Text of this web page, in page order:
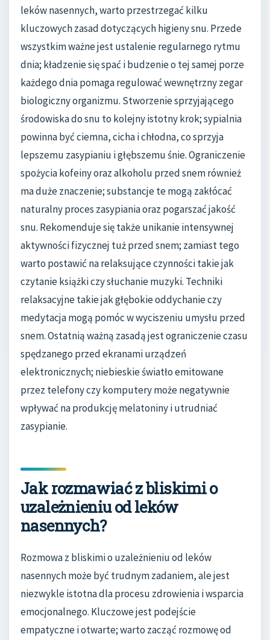
leków nasennych, warto przestrzegać kilku
kluczowych zasad dotyczących higieny snu. Przede
wszystkim ważne jest ustalenie regularnego rytmu
dnia; kładzenie się spać i budzenie o tej samej porze
każdego dnia pomaga regulować wewnętrzny zegar
biologiczny organizmu. Stworzenie sprzyjającego
środowiska do snu to kolejny istotny krok; sypialnia
powinna być ciemna, cicha i chłodna, co sprzyja
lepszemu zasypianiu i głębszemu śnie. Ograniczenie
spożycia kofeiny oraz alkoholu przed snem również
ma duże znaczenie; substancje te mogą zakłócać
naturalny proces zasypiania oraz pogarszać jakość
snu. Rekomenduje się także unikanie intensywnej
aktywności fizycznej tuż przed snem; zamiast tego
warto postawić na relaksujące czynności takie jak
czytanie książki czy słuchanie muzyki. Techniki
relaksacyjne takie jak głębokie oddychanie czy
medytacja mogą pomóc w wyciszeniu umysłu przed
snem. Ostatnią ważną zasadą jest ograniczenie czasu
spędzanego przed ekranami urządzeń
elektronicznych; niebieskie światło emitowane
przez telefony czy komputery może negatywnie
wpływać na produkcję melatoniny i utrudniać
zasypianie.
Jak rozmawiać z bliskimi o
uzależnieniu od leków
nasennych?
Rozmowa z bliskimi o uzależnieniu od leków
nasennych może być trudnym zadaniem, ale jest
niezwykle istotna dla procesu zdrowienia i wsparcia
emocjonalnego. Kluczowe jest podejście
empatyczne i otwarte; warto zacząć rozmowę od